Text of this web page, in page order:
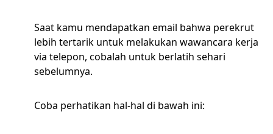
Saat kamu mendapatkan email bahwa perekrut
lebih tertarik untuk melakukan wawancara kerja
via telepon, cobalah untuk berlatih sehari
sebelumnya.
Coba perhatikan hal-hal di bawah ini: